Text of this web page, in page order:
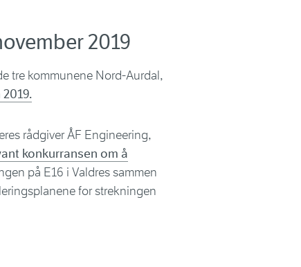
2019
tre kommunene Nord-Aurdal,
rådgiver ÅF Engineering,
konkurransen om å
på E16 i Valdres sammen
for strekningen